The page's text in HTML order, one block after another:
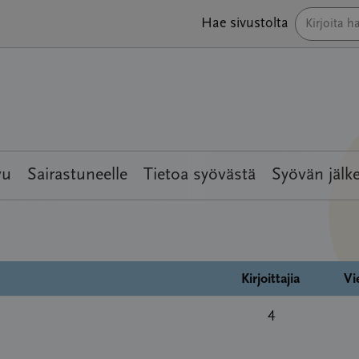
Hae sivustolta
Sairastuneelle Tietoa syövästä Syövän
Kirjoittajia
4